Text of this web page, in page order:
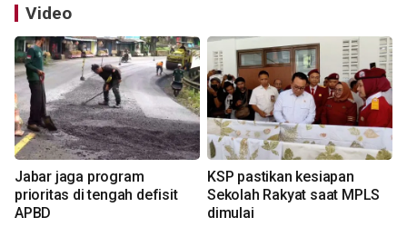
Video
Jabar jaga program
prioritas di tengah defisit
APBD
KSP pastikan kesiapan
Sekolah Rakyat saat MPLS
dimulai